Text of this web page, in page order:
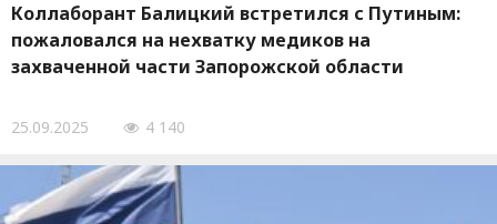
Коллаборант Балицкий встретился с Путиным:
пожаловался на нехватку медиков на
захваченной части Запорожской области
25.09.2025 4 140